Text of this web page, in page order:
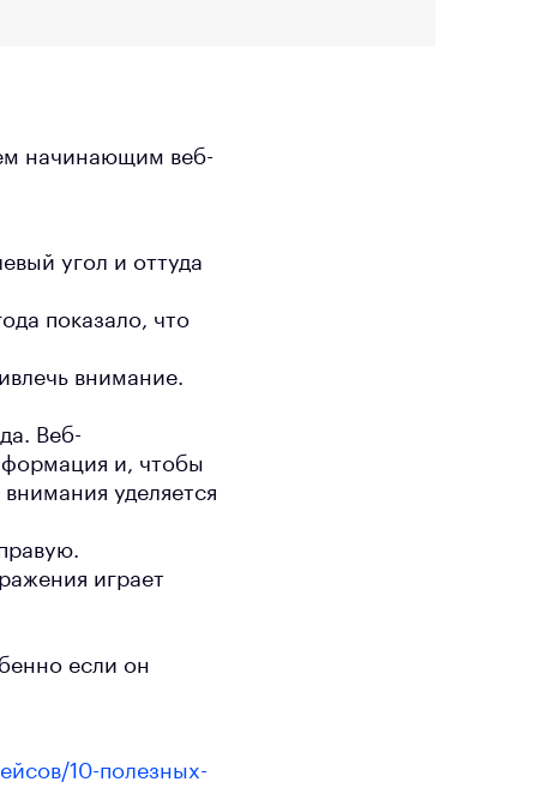
начинающим веб-
угол и оттуда
показало, что
внимание.
Веб-
и, чтобы
уделяется
играет
если он
10-полезных-